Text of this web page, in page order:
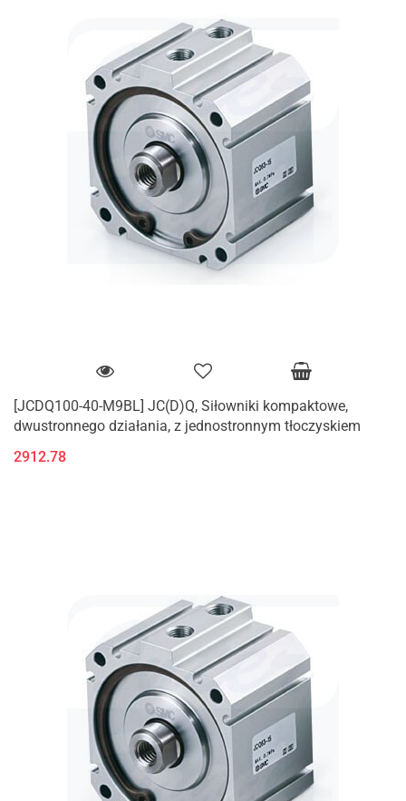
[JCDQ100-40-M9BL] JC(D)Q, Siłowniki kompaktowe,
dwustronnego działania, z jednostronnym tłoczyskiem
2912.78